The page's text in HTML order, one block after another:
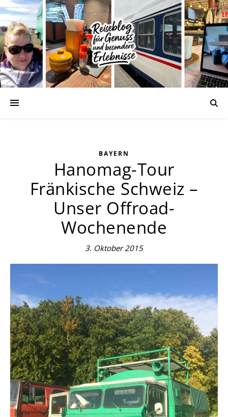
BAYERN
Hanomag-Tour
Fränkische Schweiz –
Unser Offroad-
Wochenende
3. Oktober 2015